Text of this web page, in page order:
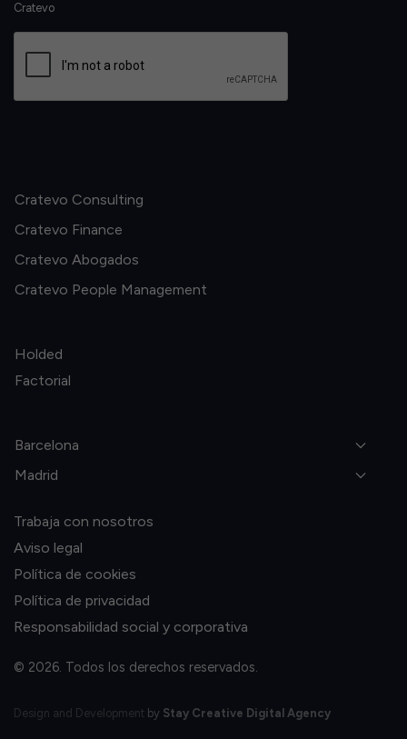
Cratevo
Cratevo Consulting
Cratevo Finance
Cratevo Abogados
Cratevo People Management
Holded
Factorial
Barcelona
Madrid
Trabaja con nosotros
Aviso legal
Política de cookies
Política de privacidad
Responsabilidad social y corporativa
© 2026. Todos los derechos reservados.
Design and Development by Stay Creative Digital Agency